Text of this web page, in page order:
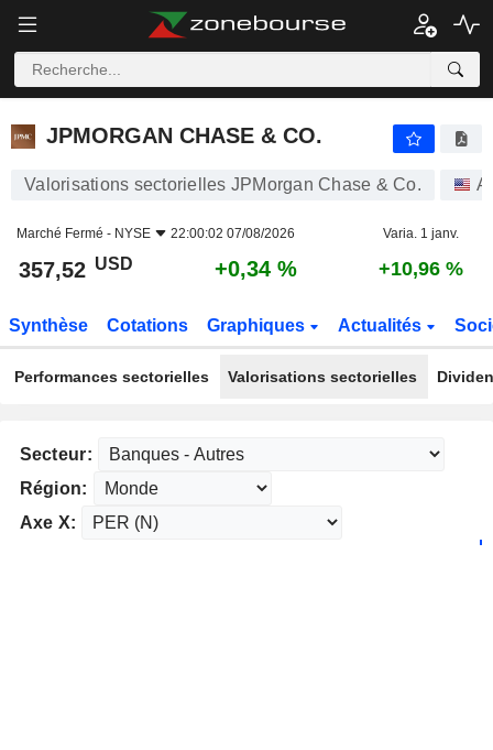
JPMORGAN CHASE & CO.
JPMORGAN CHASE & CO.
Valorisations sectorielles JPMorgan Chase & Co.
Marché Fermé - NYSE 22:00:02 07/08/2026 Varia. 1 janv.
357,52 USD +0,34 % +10,96 %
Synthèse Cotations Graphiques Actualités
Performances sectorielles Valorisations sectorielles
Secteur:
Région:
Axe X: